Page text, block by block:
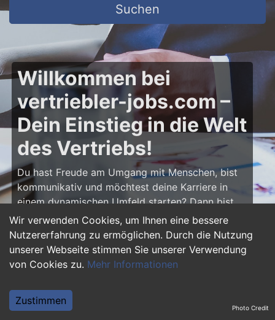
Wir verwenden Cookies, um Ihnen eine bessere
Nutzererfahrung zu ermöglichen. Durch die Nutzung
unserer Webseite stimmen Sie unserer Verwendung
von Cookies zu. Mehr Informationen
Zustimmen
Suchen
Willkommen bei
vertriebler-jobs.com –
Dein Einstieg in die Welt
des Vertriebs!
Du hast Freude am Umgang mit Menschen, bist
kommunikativ und möchtest deine Karriere in
einem dynamischen Umfeld starten? Dann bist
du aufvertriebler-jobs.comgenau richtig! Hier
findest du zahlreiche Ausbildungsplätze und
Einstiegsjobs im Vertrieb – von klassischen
Vertriebspositionen über Außendienst bis hin zu
Vertriebler und entwickle deine Talente!
Photo Credit